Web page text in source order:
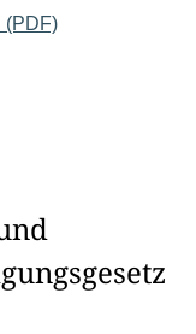
(PDF)